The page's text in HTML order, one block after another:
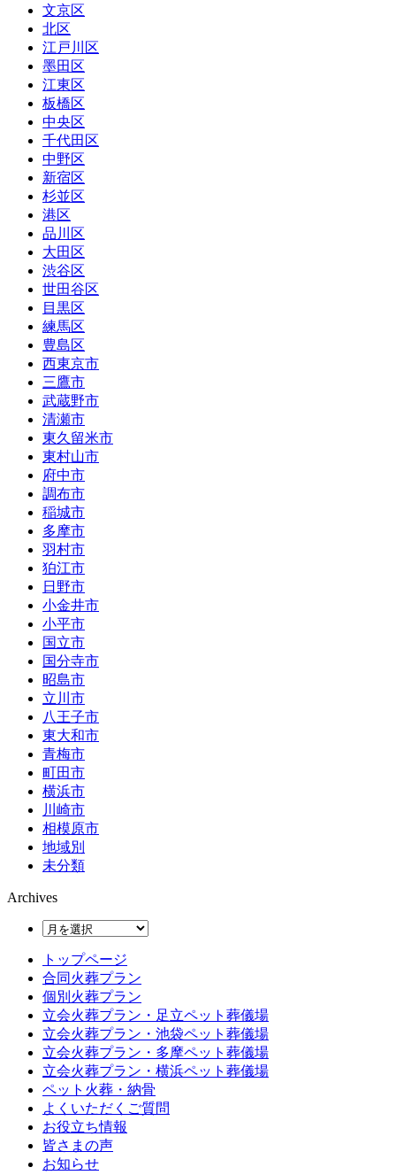
文京区
北区
江戸川区
墨田区
江東区
板橋区
中央区
千代田区
中野区
新宿区
杉並区
港区
品川区
大田区
渋谷区
世田谷区
目黒区
練馬区
豊島区
西東京市
三鷹市
武蔵野市
清瀬市
東久留米市
東村山市
府中市
調布市
稲城市
多摩市
羽村市
狛江市
日野市
小金井市
小平市
国立市
国分寺市
昭島市
立川市
八王子市
東大和市
青梅市
町田市
横浜市
川崎市
相模原市
地域別
未分類
Archives
トップページ
合同火葬プラン
個別火葬プラン
立会火葬プラン・足立ペット葬儀場
立会火葬プラン・池袋ペット葬儀場
立会火葬プラン・多摩ペット葬儀場
立会火葬プラン・横浜ペット葬儀場
ペット火葬・納骨
よくいただくご質問
お役立ち情報
皆さまの声
お知らせ